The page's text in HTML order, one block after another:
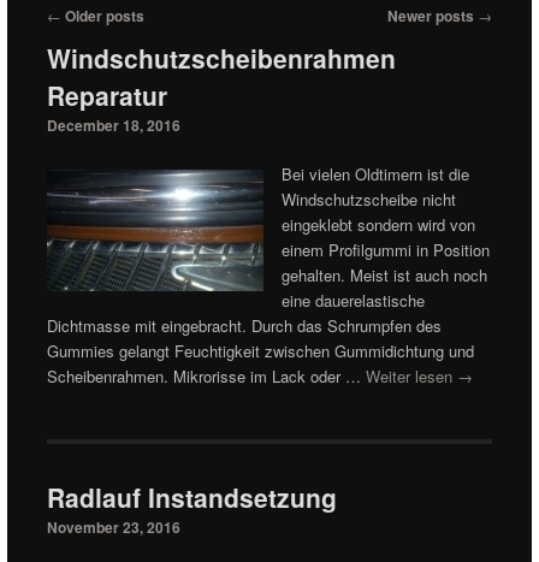
Post navigation
← Older posts Newer posts →
Windschutzscheibenrahmen
Reparatur
December 18, 2016
Bei vielen Oldtimern ist die
Windschutzscheibe nicht
eingeklebt sondern wird von
einem Profilgummi in Position
gehalten. Meist ist auch noch
eine dauerelastische
Dichtmasse mit eingebracht. Durch das Schrumpfen des
Gummies gelangt Feuchtigkeit zwischen Gummidichtung und
Scheibenrahmen. Mikrorisse im Lack oder …Weiter lesen →
Radlauf Instandsetzung
November 23, 2016